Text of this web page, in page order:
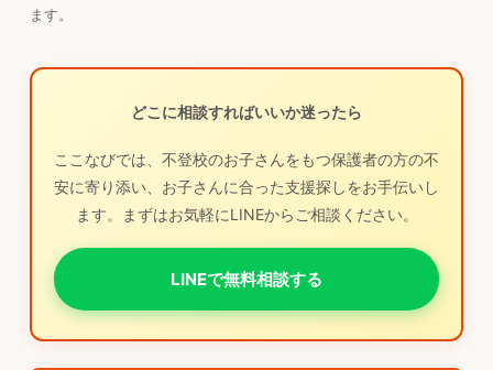
ます。
どこに相談すればいいか迷ったら
ここなびでは、不登校のお子さんをもつ保護者の方の不
安に寄り添い、お子さんに合った支援探しをお手伝いし
ます。まずはお気軽にLINEからご相談ください。
LINEで無料相談する